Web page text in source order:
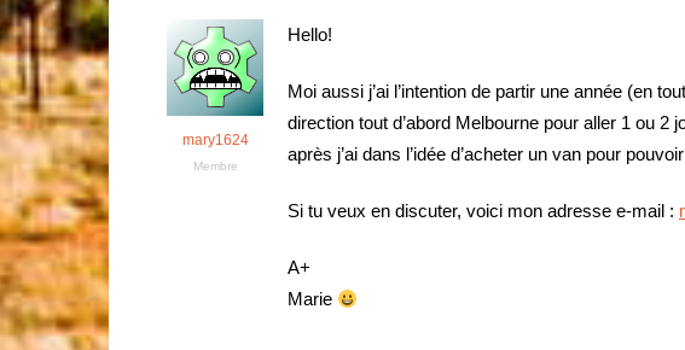
mary1624
Membre
Hello!
Moi aussi j’ai l’intention de partir une année (en
direction tout d’abord Melbourne pour aller 1 ou 2
après j’ai dans l’idée d’acheter un van pour
Si tu veux en discuter, voici mon adresse e-mail :
A+
Marie